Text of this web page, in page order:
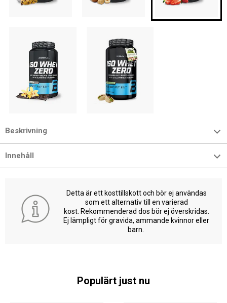
Beskrivning
Innehåll
Detta är ett kosttillskott och bör ej användas
som ett alternativ till en varierad
kost. Rekommenderad dos bör ej överskridas.
Ej lämpligt för gravida, ammande kvinnor eller
barn.
Populärt just nu